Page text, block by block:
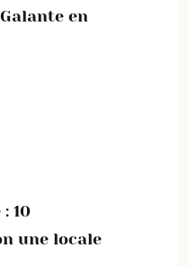
en
10
une locale